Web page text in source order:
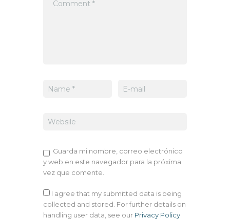
Guarda mi nombre, correo electrónico
y web en este navegador para la próxima
vez que comente.
I agree that my submitted data is being
collected and stored. For further details on
handling user data, see our Privacy Policy